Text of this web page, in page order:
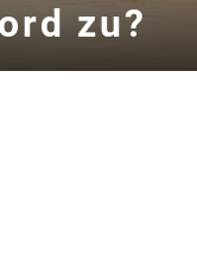
zu?